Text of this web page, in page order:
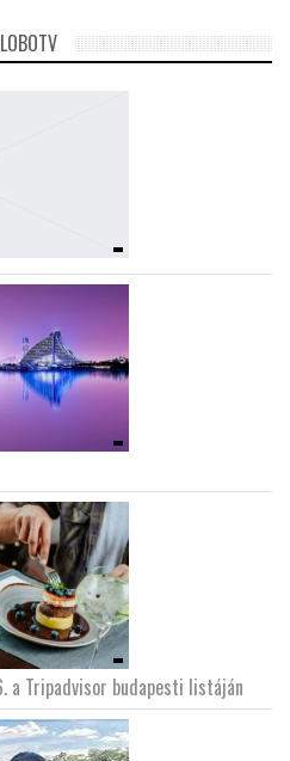
a Tripadvisor budapesti listáján